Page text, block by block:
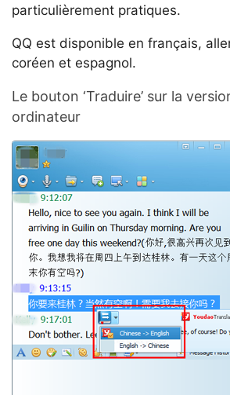
particulièrement pratiques.
QQ est disponible en français,
coréen et espagnol.
Le bouton ‘Traduire’ sur la
ordinateur